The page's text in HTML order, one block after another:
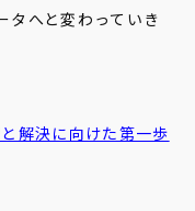
タへと変わっていき
解決に向けた第一歩